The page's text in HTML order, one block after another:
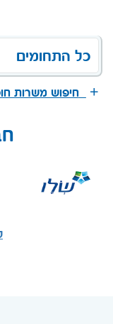
כל התחומים
חיפוש משרות חופשי